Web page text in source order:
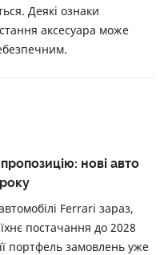
Деякі ознаки
аксесуара може
нові авто
Ferrari зараз,
постачання до 2028
портфель замовлень уже